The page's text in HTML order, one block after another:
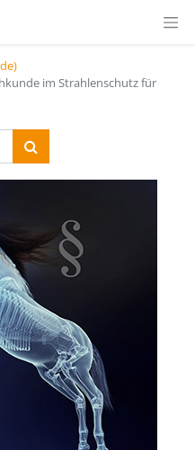
im Strahlenschutz für